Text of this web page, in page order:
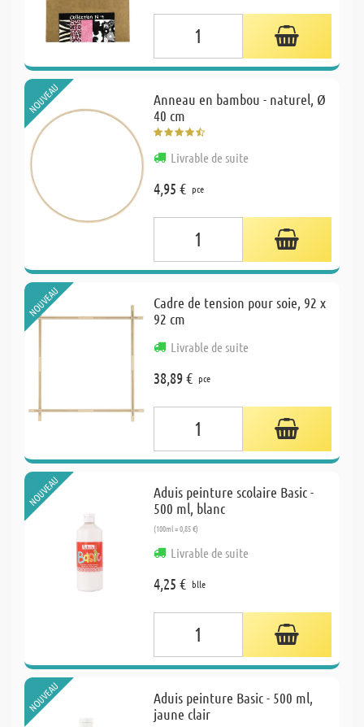
Anneau en bambou - naturel, Ø
40 cm
Livrable de suite
4,95 € pce
NOUVEAU
Cadre de tension pour soie, 92 x
92 cm
Livrable de suite
38,89 € pce
NOUVEAU
Aduis peinture scolaire Basic -
500 ml, blanc
(100ml = 0,85 €)
Livrable de suite
4,25 € blle
NOUVEAU
Aduis peinture Basic - 500 ml,
jaune clair
NOUVEAU